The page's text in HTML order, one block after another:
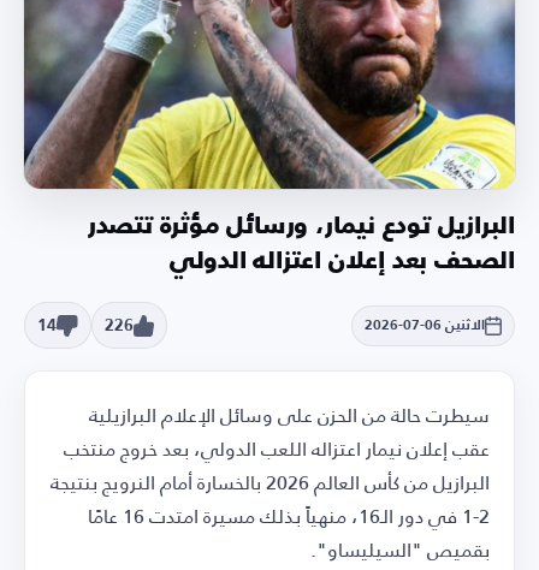
البرازيل تودع نيمار، ورسائل مؤثرة تتصدر
الصحف بعد إعلان اعتزاله الدولي
الاثنين 06-07-2026 226
14
سيطرت حالة من الحزن على وسائل الإعلام البرازيلية
عقب إعلان نيمار اعتزاله اللعب الدولي، بعد خروج منتخب
البرازيل من كأس العالم 2026 بالخسارة أمام النرويج بنتيجة
2-1 في دور الـ16، منهياً بذلك مسيرة امتدت 16 عامًا
بقميص "السيليساو".